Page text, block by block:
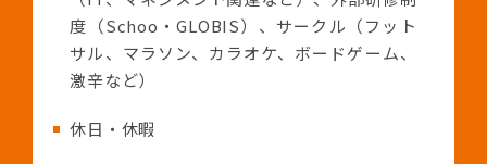
度（Schoo・GLOBIS）、サークル（フット
サル、マラソン、カラオケ、ボードゲーム、
激辛など）
休日・休暇